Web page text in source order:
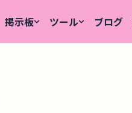
掲示板 ツール ブログ